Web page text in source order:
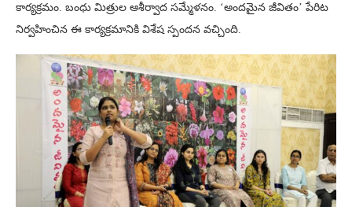
కార్యక్రమం. బంధు మిత్రుల ఆశీర్వాద సమ్మేళనం. ‘అందమైన జీవితం’ పేరిట
నిర్వహించిన ఈ కార్యక్రమానికి విశేష స్పందన వచ్చింది.